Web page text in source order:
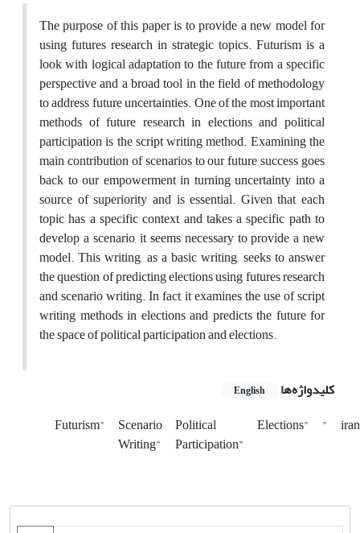
The purpose of this paper is to provide a new model for
using futures research in strategic topics. Futurism is a
look with logical adaptation to the future from a specific
perspective and a broad tool in the field of methodology
to address future uncertainties. One of the most important
methods of future research in elections and political
participation is the script writing method. Examining the
main contribution of scenarios to our future success goes
back to our empowerment in turning uncertainty into a
source of superiority and is essential. Given that each
topic has a specific context and takes a specific path to
develop a scenario, it seems necessary to provide a new
model. This writing, as a basic writing, seeks to answer
the question of predicting elections using futures research
and scenario writing. In fact, it examines the use of script
writing methods in elections and predicts the future for
the space of political participation and elections.
کلیدواژه‌ها English
Futurism"
Scenario
Writing"
Political
Participation"
Elections" "